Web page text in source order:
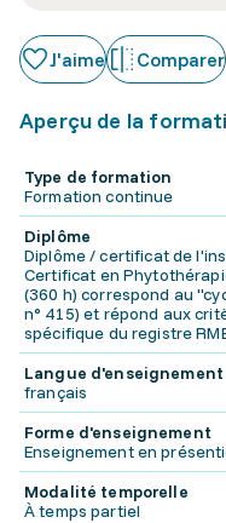
J'aime Comparer
Aperçu de la
Type de formation
Formation continue
Diplôme
Diplôme / certificat de
Certificat en
(360 h) correspond au
n° 415) et répond aux
spécifique du registre
Langue d'enseignement
français
Forme d'enseignement
Enseignement en
Modalité temporelle
À temps partiel